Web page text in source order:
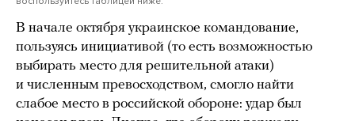
В начале октября украинское командование,
пользуясь инициативой (то есть возможностью
выбирать место для решительной атаки)
и численным превосходством, смогло найти
слабое место в российской обороне: удар был